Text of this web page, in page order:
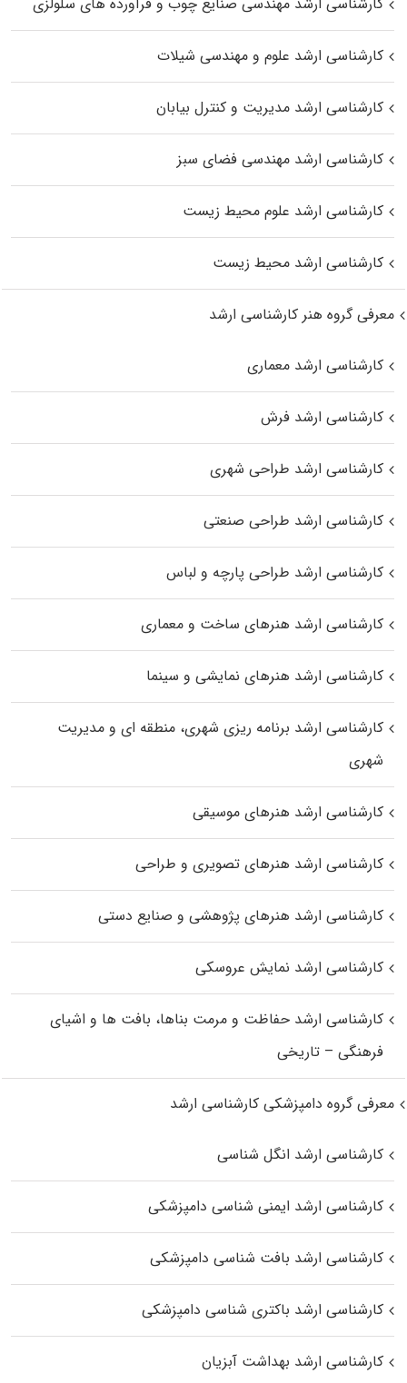
کارشناسی ارشد علوم و مهندسی شیلات
کارشناسی ارشد مدیریت و کنترل بیابان
کارشناسی ارشد مهندسی فضای سبز
کارشناسی ارشد علوم محیط‌ زیست
کارشناسی ارشد محیط زیست
معرفی گروه هنر کارشناسی ارشد
کارشناسی ارشد معماری
کارشناسی ارشد فرش
کارشناسی ارشد طراحی شهری
کارشناسی ارشد طراحی صنعتی
کارشناسی ارشد طراحی پارچه و لباس
کارشناسی ارشد هنرهای ساخت و معماری
کارشناسی ارشد هنرهای نمایشی و سینما
کارشناسی ارشد برنامه ریزی شهری، منطقه‌ ای و مدیریت
شهری
کارشناسی ارشد هنرهای موسیقی
کارشناسی ارشد هنرهای تصویری و طراحی
کارشناسی ارشد هنرهای پژوهشی و صنایع دستی
کارشناسی ارشد نمایش عروسکی
کارشناسی ارشد حفاظت و مرمت بناها، بافت‌ ها و اشیای
فرهنگی – تاریخی
معرفی گروه دامپزشکی کارشناسی ارشد
کارشناسی ارشد انگل شناسی
کارشناسی ارشد ایمنی‌ شناسی دامپزشکی
کارشناسی ارشد بافت‌ شناسی دامپزشکی
کارشناسی ارشد باکتری‌ شناسی دامپزشکی
کارشناسی ارشد بهداشت آبزیان